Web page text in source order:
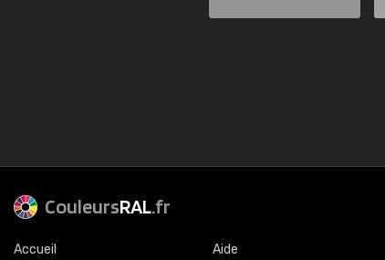
CouleursRAL.fr
Accueil Aide